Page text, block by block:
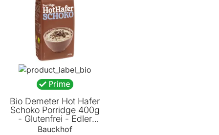
Bio Demeter Hot Hafer
Schoko Porridge 400g
- Glutenfrei - Edler
Schoko-Genuss mit
Bauckhof